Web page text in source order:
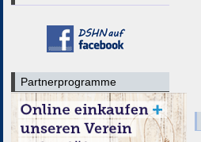
Partnerprogramme